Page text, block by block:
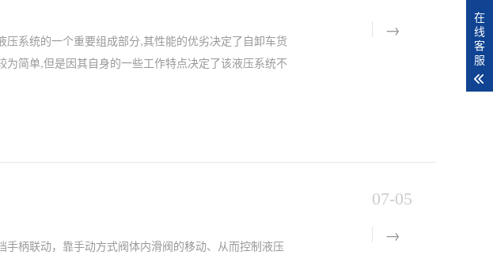
系统的一个重要组成部分,其性能的优劣决定了自卸车货
简单,但是因其自身的一些工作特点决定了该液压系统不
07-05
柄联动，靠手动方式阀体内滑阀的移动、从而控制液压
在
线
客
服